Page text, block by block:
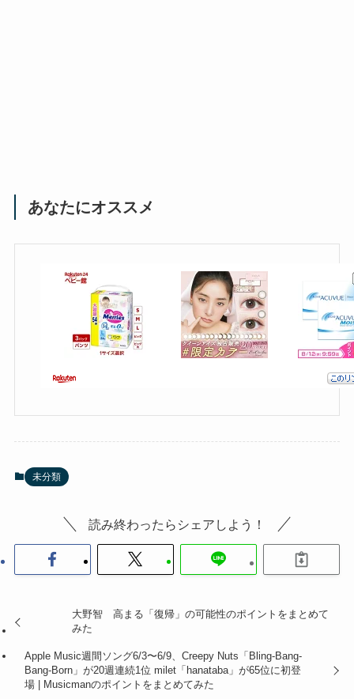
あなたにオススメ
未分類
読み終わったらシェアしよう！
大野智 高まる「復帰」の可能性のポイントをまとめて
みた
Apple Music週間ソング6/3〜6/9、Creepy Nuts「Bling-Bang-
Bang-Born」が20週連続1位 milet「hanataba」が65位に初登
場 | Musicmanのポイントをまとめてみた